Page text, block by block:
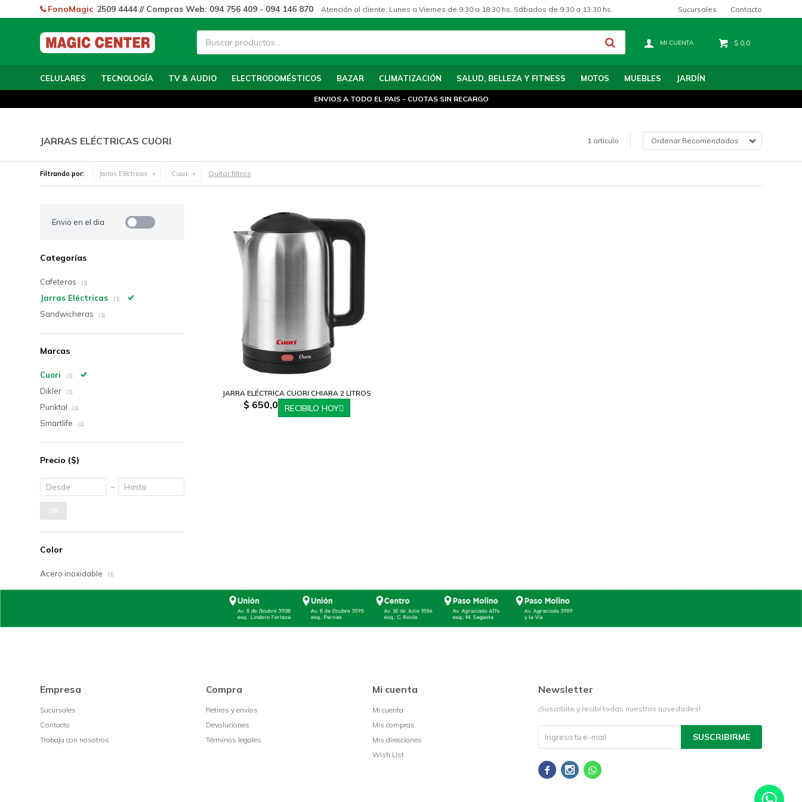
CELULARES TECNOLOGÍA TV & AUDIO ELECTRODOMÉSTICOS BAZAR CLIMATIZACIÓN SALUD, BELLEZA Y FITNESS MOTOS MUEBLES JARDÍN
$ 0,0
FonoMagic 2509 4444 // Compras Web: 094 756 409 - 094 146 870 Atención al cliente: Lunes a Viernes de 9:30 a 18:30 hs. Sábados de 9:30 a 13:30 hs. Sucursales Contacto
ENVIOS A TODO EL PAIS - CUOTAS SIN RECARGO
JARRAS ELÉCTRICAS CUORI 1 artículo Recomendados
Filtrando por: Jarras Eléctricas Cuori Quitar filtros
JARRA ELÉCTRICA CUORI CHIARA 2 LITROS
$ 650,0 RECIBILO HOY
Envio en el dia
Categorías
Cafeteras (1)
Jarras Eléctricas (1)
Sandwicheras (1)
Marcas
Cuori (1)
Dikler (1)
Punktal (1)
Smartlife (1)
Precio ($)
OK
Color
Acero inoxidable (1)
Empresa
Sucursales
Contacto
Trabaja con nosotros
Compra
Retiros y envíos
Devoluciones
Términos legales
Mi cuenta
Mi cuenta
Mis compras
Mis direcciones
Wish List
Newsletter
¡Suscribite y recibí todas nuestras novedades!
SUSCRIBIRME
  